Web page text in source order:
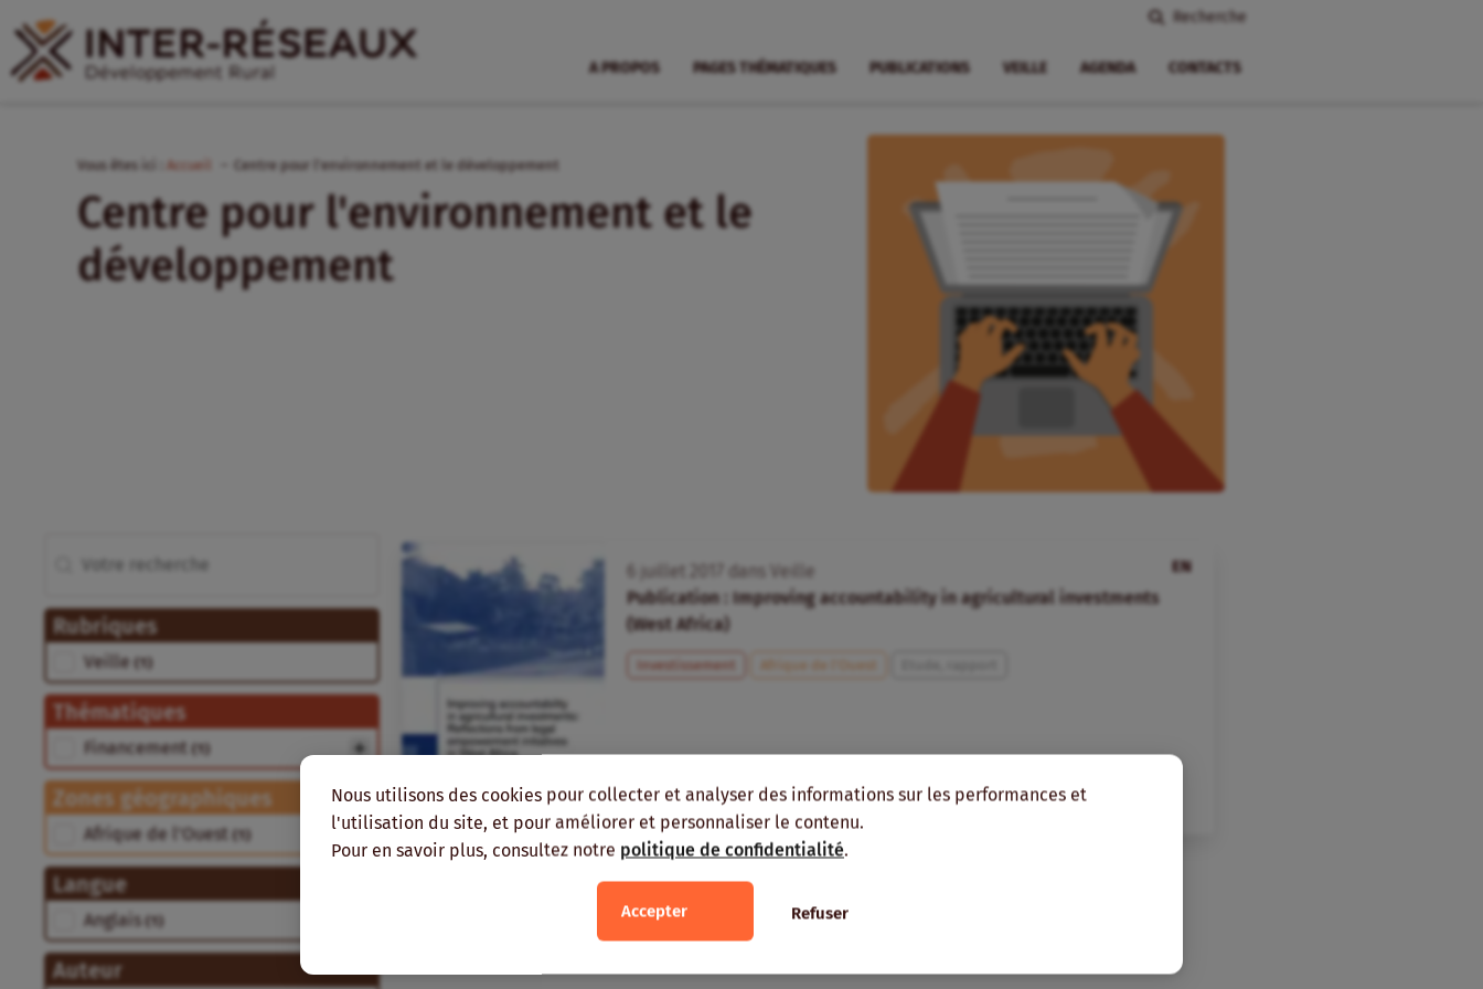
Nous utilisons des cookies pour collecter et analyser des informations sur les performances et
l'utilisation du site, et pour améliorer et personnaliser le contenu.
Pour en savoir plus, consultez notre politique de confidentialité.
Accepter Refuser
Recherche
A PROPOS PAGES THÉMATIQUES PUBLICATIONS VEILLE AGENDA CONTACTS
Vous êtes ici : Accueil Centre pour l'environnement et le développement
Centre pour l'environnement et le
développement
Rubriques
Rubriques
Veille
Thématiques
Thématiques
Financement
Zones géographiques
Zones géographiques
Afrique de l’Ouest
Langue
Langue
Anglais
Auteur
EN
juillet dans
Veille
Publication : Improving accountability in agricultural investments
(West Africa)
Investissement Afrique de l’Ouest